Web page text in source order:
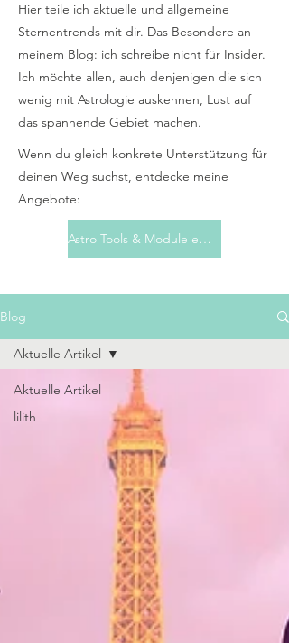
Hier teile ich aktuelle und allgemeine
Sternentrends mit dir. Das Besondere an
meinem Blog: ich schreibe nicht für Insider.
Ich möchte allen, auch denjenigen die sich
wenig mit Astrologie auskennen, Lust auf
das spannende Gebiet machen.
Wenn du gleich konkrete Unterstützung für
deinen Weg suchst, entdecke meine
Angebote:
Astro Tools & Module entdecken
Blog
Aktuelle Artikel
lilith
Aktuelle Artikel